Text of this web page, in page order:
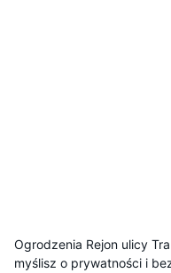
Ogrodzenia Rejon ulicy
myślisz o prywatności i